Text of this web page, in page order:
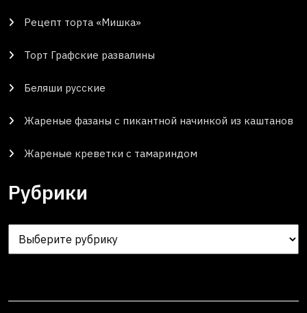
Рецепт торта «Мишка»
Торт Графские развалины
Беляши русские
Жареные фазаны с пикантной начинкой из каштанов
Жареные креветки с тамариндом
Рубрики
Рубрики